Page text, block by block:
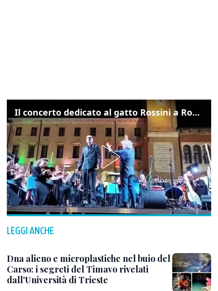
Il concerto dedicato al gatto Rossini a Rovigo: ecco un estratto
LEGGI ANCHE
Dna alieno e microplastiche nel buio del
Carso: i segreti del Timavo rivelati
dall'Università di Trieste